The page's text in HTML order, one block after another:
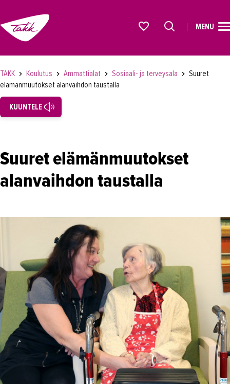
Koulutukset
Lyhytkurssit, testit ja kortit
Maahanmuuttaneiden koulutukset
Ammattialat
Asioimis- ja oikeustulkkaus
Autoala
Hydrauliikka
Johtaminen ja esihenkilötyö
Kasvatus- ja ohjausala
Kauneudenhoito
Kiinteistönvälitys ja isännöinti
Kiinteistöpalvelut
MENU
TAKK Koulutus Ammattialat Sosiaali- ja terveysala
Suuret
elämänmuutokset alanvaihdon taustalla
KUUNTELE
Suuret elämänmuutokset
alanvaihdon taustalla